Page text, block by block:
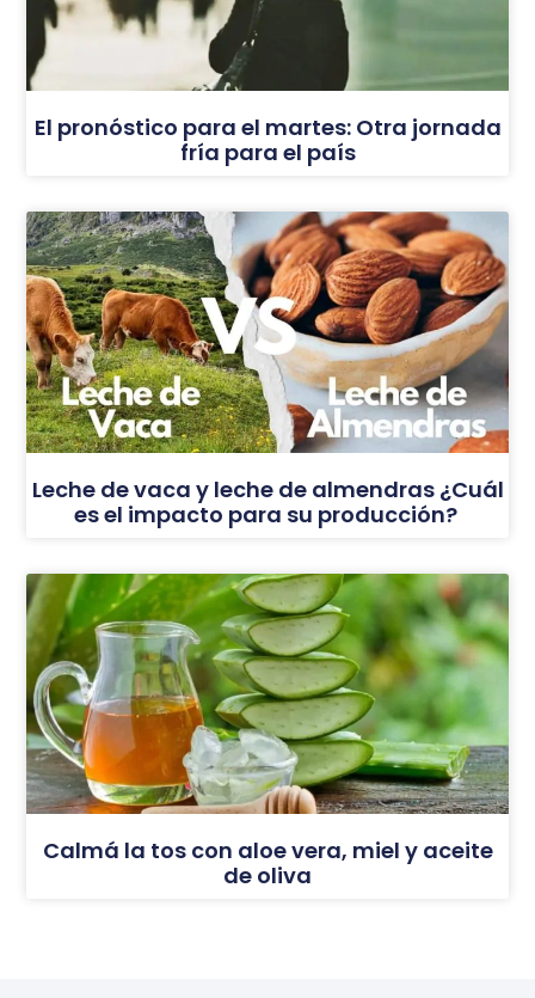
El pronóstico para el martes: Otra jornada
fría para el país
Leche de vaca y leche de almendras ¿Cuál
es el impacto para su producción?
Calmá la tos con aloe vera, miel y aceite
de oliva